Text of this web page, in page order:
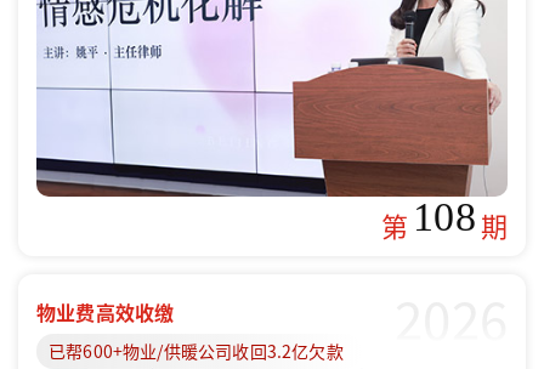
第 108期
物业费高效收缴
已帮600+物业/供暖公司收回3.2亿欠款